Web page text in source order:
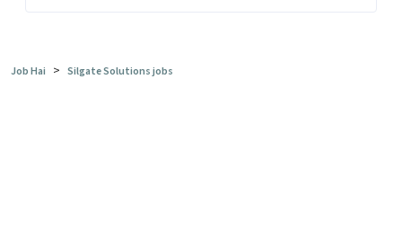
Job Hai > Silgate Solutions jobs